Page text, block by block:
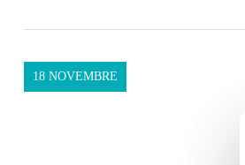
18 NOVEMBRE